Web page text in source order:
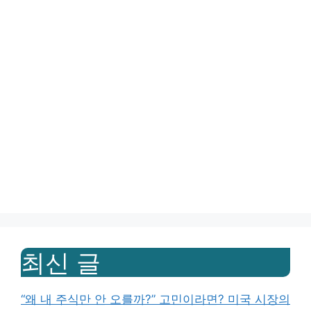
최신 글
“왜 내 주식만 안 오를까?” 고민이라면? 미국 시장의